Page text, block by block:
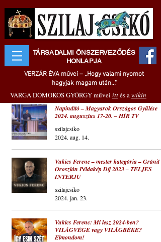
TÁRSADALMI ÖNSZERVEZŐDÉS
HONLAPJA
VERZÁR ÉVA művei – „Hogy valami nyomot
hagyjak magam után..."
VARGA DOMOKOS GYÖRGY művei ittés awikin
Napindító – Magyarok Országos Gyűlése
2024. augusztus 17-20. – HÍR TV
szilajcsiko
2024. aug. 14.
Vukics Ferenc – mester kategória – Gránit
Oroszlán Példakép Díj 2023 – TELJES
INTERJÚ
szilajcsiko
2024. jan. 23.
Vukics Ferenc: Mi lesz 2024-ben?
VILÁGVÉGE vagy VILÁGBÉKE?
Elmondom!